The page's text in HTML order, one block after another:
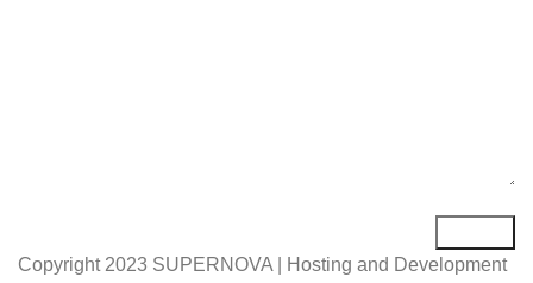
Copyright 2023 SUPERNOVA | Hosting and Development